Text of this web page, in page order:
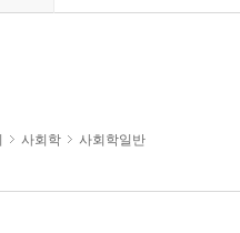
사회학 사회학일반